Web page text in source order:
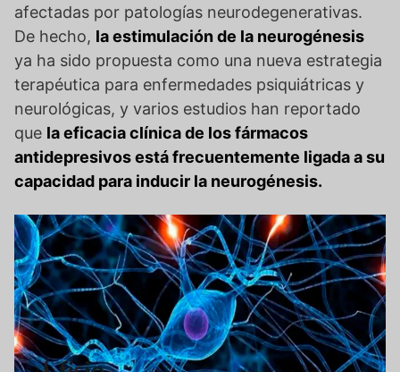
afectadas por patologías neurodegenerativas.
De hecho, la estimulación de la neurogénesis
ya ha sido propuesta como una nueva estrategia
terapéutica para enfermedades psiquiátricas y
neurológicas, y varios estudios han reportado
que la eficacia clínica de los fármacos
antidepresivos está frecuentemente ligada a su
capacidad para inducir la neurogénesis.